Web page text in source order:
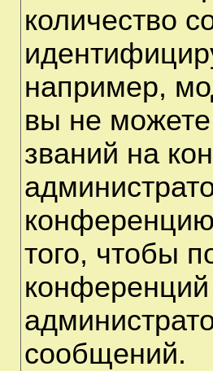
количество
например,
вы не
званий на
того, чтобы
сообщений.